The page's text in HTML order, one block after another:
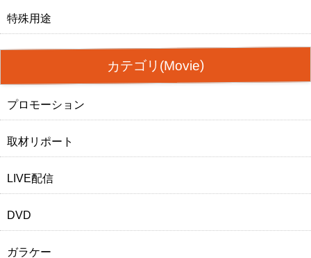
特殊用途
カテゴリ(Movie)
プロモーション
取材リポート
LIVE配信
DVD
ガラケー